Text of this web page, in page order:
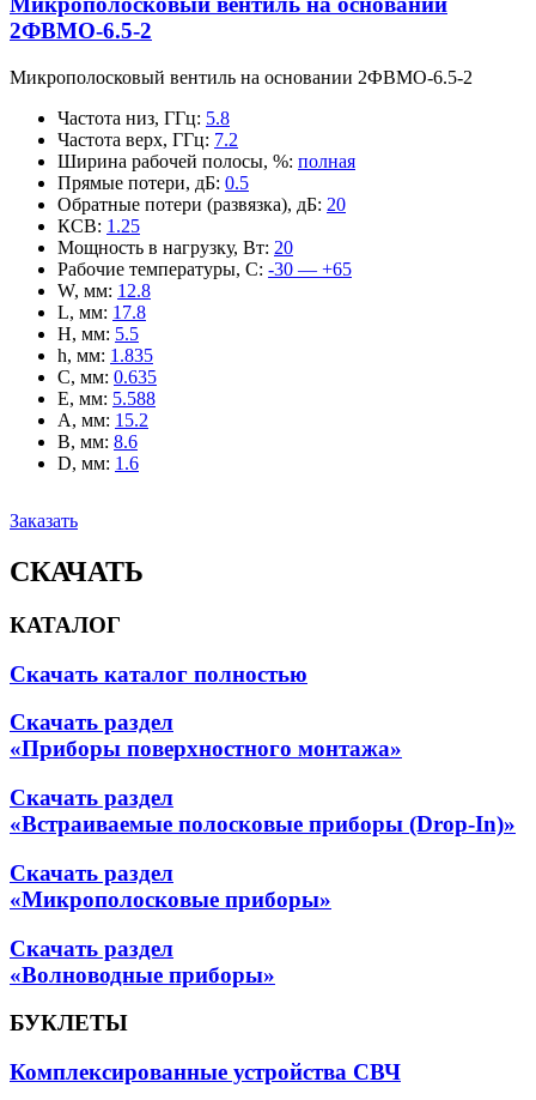
2ФВМO-6.5-2
Микрополосковый вентиль на основании 2ФВМO-6.5-2
Частота низ, ГГц: 5.8
Частота верх, ГГц: 7.2
Ширина рабочей полосы, %: полная
Прямые потери, дБ: 0.5
Обратные потери (развязка), дБ: 20
КСВ: 1.25
Мощность в нагрузку, Вт: 20
Рабочие температуры, С: -30 — +65
W, мм: 12.8
L, мм: 17.8
H, мм: 5.5
h, мм: 1.835
C, мм: 0.635
E, мм: 5.588
A, мм: 15.2
B, мм: 8.6
D, мм: 1.6
Заказать
СКАЧАТЬ
КАТАЛОГ
Скачать каталог полностью
Скачать раздел
«Приборы поверхностного монтажа»
Скачать раздел
«Встраиваемые полосковые приборы (Drop-In)»
Скачать раздел
«Микрополосковые приборы»
Скачать раздел
«Волноводные приборы»
БУКЛЕТЫ
Комплексированные устройства СВЧ